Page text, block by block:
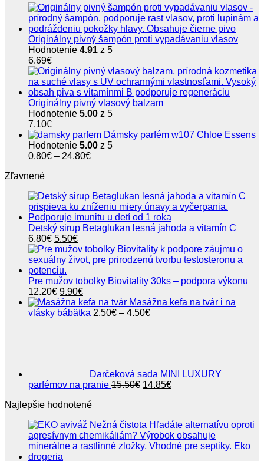
Originálny pivný šampón proti vypadávaniu vlasov
Hodnotenie 4.91 z 5
6.69€
Originálny pivný vlasový balzam
Hodnotenie 5.00 z 5
7.10€
Dámsky parfém w107 Chloe Essens
Hodnotenie 5.00 z 5
0.80€ – 24.80€Price
24.80€
Zľavnené
Detský sirup Betaglukan lesná jahoda a vitamín C
6.80€ Pôvodná
cena
bola:
6.80€.
5.50€Aktuálna
cena
je:
Pre mužov tobolky Biovitality 30ks – podpora výkonu
12.20€ Pôvodná
cena
bola:
9.90€Aktuálna
cena
je:
Masážna kefa na tvár i na
vlásky bábätka 2.50€ – 4.50€Price
Darčeková sada MINI LUXURY
parfémov na pranie 15.50€ Pôvodná
14.85€Aktuálna
Najlepšie hodnotené